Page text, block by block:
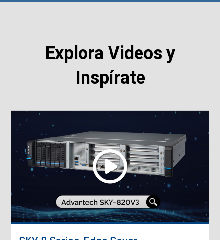
Explora Videos y
Inspírate